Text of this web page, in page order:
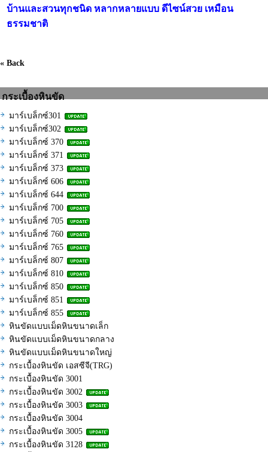
บ้านและสวนทุกชนิด หลากหลายแบบ ดีไซน์สวย เหมือน
ธรรมชาติ
« Back
กระเบื้องหินขัด
มาร์เบล็กซ์301
มาร์เบล็กซ์302
มาร์เบล็กซ์ 370
มาร์เบล็กซ์ 371
มาร์เบล็กซ์ 373
มาร์เบล็กซ์ 606
มาร์เบล็กซ์ 644
มาร์เบล็กซ์ 700
มาร์เบล็กซ์ 705
มาร์เบล็กซ์ 760
มาร์เบล็กซ์ 765
มาร์เบล็กซ์ 807
มาร์เบล็กซ์ 810
มาร์เบล็กซ์ 850
มาร์เบล็กซ์ 851
มาร์เบล็กซ์ 855
หินขัดแบบเม็ดหินขนาดเล็ก
หินขัดแบบเม็ดหินขนาดกลาง
หินขัดแบบเม็ดหินขนาดใหญ่
กระเบื้องหินขัด เอสซีจี(TRG)
กระเบื้องหินขัด 3001
กระเบื้องหินขัด 3002
กระเบื้องหินขัด 3003
กระเบื้องหินขัด 3004
กระเบื้องหินขัด 3005
กระเบื้องหินขัด 3128